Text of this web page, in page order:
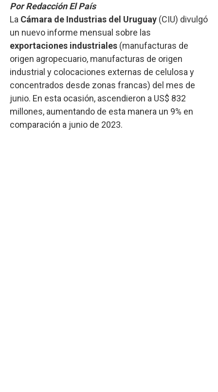
Por Redacción El País
La Cámara de Industrias del Uruguay (CIU) divulgó
un nuevo informe mensual sobre las
exportaciones industriales (manufacturas de
origen agropecuario, manufacturas de origen
industrial y colocaciones externas de celulosa y
concentrados desde zonas francas) del mes de
junio. En esta ocasión, ascendieron a US$ 832
millones, aumentando de esta manera un 9% en
comparación a junio de 2023.